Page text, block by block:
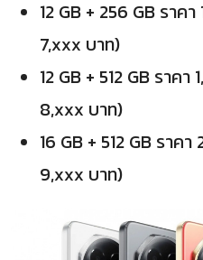
12 GB + 256 GB รา
7,xxx บาท)
12 GB + 512 GB ราค
8,xxx บาท)
16 GB + 512 GB รา
9,xxx บาท)